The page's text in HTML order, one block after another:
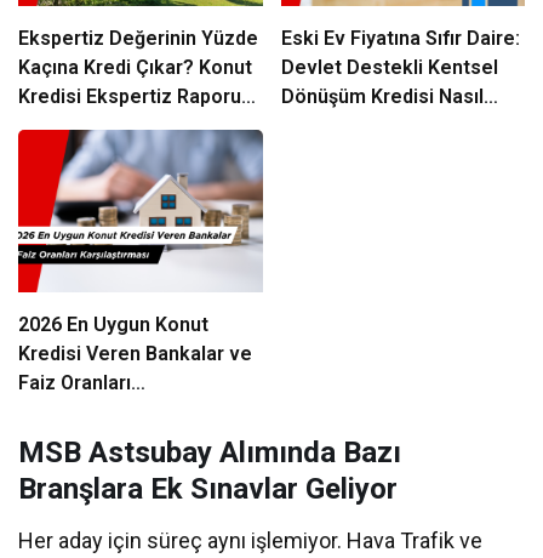
Ekspertiz Değerinin Yüzde
Kaçına Kredi Çıkar? Konut
Kredisi Ekspertiz Raporu
Rehberi
Eski Ev Fiyatına Sıfır Daire:
Devlet Destekli Kentsel
Dönüşüm Kredisi Nasıl
2026 En Uygun Konut
Kredisi Veren Bankalar ve
Faiz Oranları
MSB Astsubay Alımında Bazı
Branşlara Ek Sınavlar Geliyor
Her aday için süreç aynı işlemiyor. Hava Trafik ve